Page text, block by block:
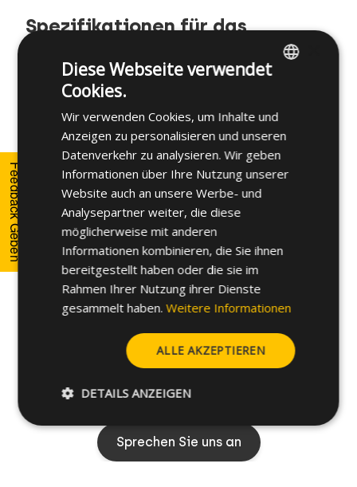
Spezifikationen für das
Zusätzlich zu den angegebenen Artikeln fertigen
eine bessere Funktionalität können die
TWINPLAST Schrauben auch mit unterschiedlicher
Kopf-, Antriebs-, Maß- und
Beschichtungsausführung hergestellt werden.
Darüber hinaus bieten wir eine große Auswahl an
TWINPLAST Schrauben auf Lager zur sofortigen
Lieferung an.
Weitere Informationen zu den verfügbaren
Optionen erhalten Sie von unseren
Unser Expertenteam steht bereit, um Sie zu
Sprechen Sie uns an
Feedback Geben
SPANISH
GERMAN
Diese Webseite verwendet
Cookies.
Wir verwenden Cookies, um Inhalte und
Anzeigen zu personalisieren und unseren
Datenverkehr zu analysieren. Wir geben
Informationen über Ihre Nutzung unserer
Website auch an unsere Werbe- und
Analysepartner weiter, die diese
möglicherweise mit anderen
Informationen kombinieren, die Sie ihnen
bereitgestellt haben oder die sie im
Rahmen Ihrer Nutzung ihrer Dienste
gesammelt haben. Weitere Informationen
ALLE AKZEPTIEREN
DETAILS ANZEIGEN